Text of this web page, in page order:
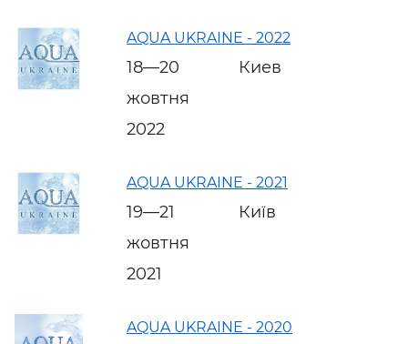
AQUA UKRAINE - 2022
18—20
жовтня
2022
Киев
AQUA UKRAINE - 2021
19—21
жовтня
2021
Київ
AQUA UKRAINE - 2020